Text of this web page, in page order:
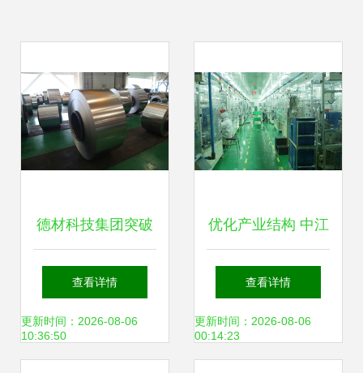
德材科技集团突破
冷轧极薄碳钢技
术，助推新兴能源
查看详情
更新时间：2026-08-06
10:36:50
优化产业结构 中江
培育高新技术与新
兴能源技术研发的
查看详情
更新时间：2026-08-06
00:14:23